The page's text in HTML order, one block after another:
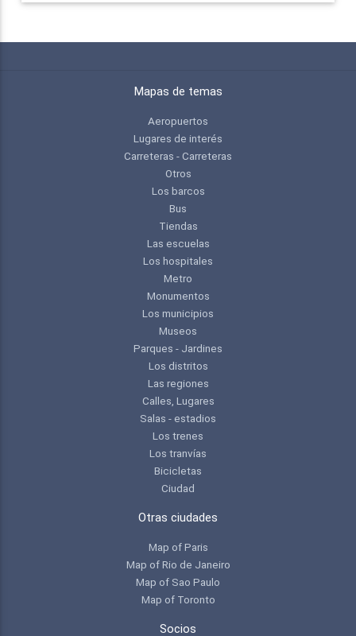
Mapas de temas
Aeropuertos
Lugares de interés
Carreteras - Carreteras
Otros
Los barcos
Bus
Tiendas
Las escuelas
Los hospitales
Metro
Monumentos
Los municipios
Museos
Parques - Jardines
Los distritos
Las regiones
Calles, Lugares
Salas - estadios
Los trenes
Los tranvías
Bicicletas
Ciudad
Otras ciudades
Map of Paris
Map of Rio de Janeiro
Map of Sao Paulo
Map of Toronto
Socios